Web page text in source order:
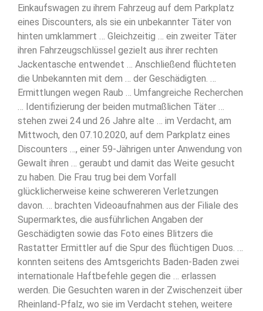
Einkaufswagen zu ihrem Fahrzeug auf dem Parkplatz
eines Discounters, als sie ein unbekannter Täter von
hinten umklammert … Gleichzeitig … ein zweiter Täter
ihren Fahrzeugschlüssel gezielt aus ihrer rechten
Jackentasche entwendet … Anschließend flüchteten
die Unbekannten mit dem … der Geschädigten. …
Ermittlungen wegen Raub … Umfangreiche Recherchen
… Identifizierung der beiden mutmaßlichen Täter …
stehen zwei 24 und 26 Jahre alte … im Verdacht, am
Mittwoch, den 07.10.2020, auf dem Parkplatz eines
Discounters …, einer 59-Jährigen unter Anwendung von
Gewalt ihren … geraubt und damit das Weite gesucht
zu haben. Die Frau trug bei dem Vorfall
glücklicherweise keine schwereren Verletzungen
davon. … brachten Videoaufnahmen aus der Filiale des
Supermarktes, die ausführlichen Angaben der
Geschädigten sowie das Foto eines Blitzers die
Rastatter Ermittler auf die Spur des flüchtigen Duos. …
konnten seitens des Amtsgerichts Baden-Baden zwei
internationale Haftbefehle gegen die … erlassen
werden. Die Gesuchten waren in der Zwischenzeit über
Rheinland-Pfalz, wo sie im Verdacht stehen, weitere